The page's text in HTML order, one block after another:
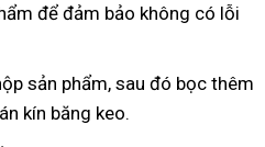
để đảm bảo không có lỗi
sản phẩm, sau đó bọc thêm
kín băng keo.